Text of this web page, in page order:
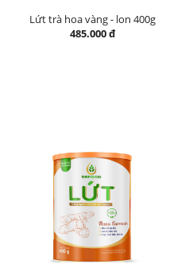
Lứt trà hoa vàng - lon 400g
485.000 đ